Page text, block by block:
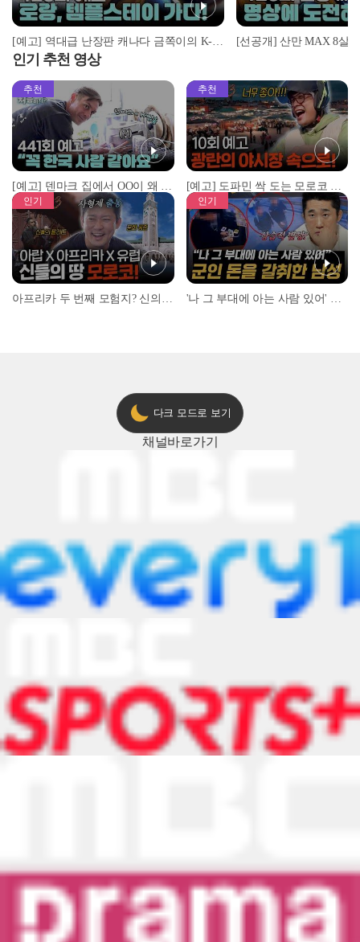
[예고] 역대급 난장판 캐나다 금쪽이의 K-예절 솔루션! 과연 그 결과는?!
인기 추천 영상
추천
[예고] 덴마크 집에서 OO이 왜 나와...? 이상할 정도로 한국을 사랑하는 우리 형을 제보합니다!
추천
[예고] 도파민 싹 도는 모로코 야시장 투어!
인기 인기
다크 모드로 보기
채널바로가기